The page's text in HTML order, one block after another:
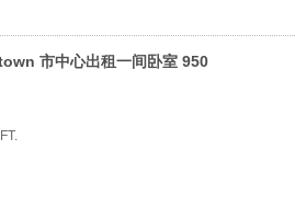
市中心出租一间卧室 950